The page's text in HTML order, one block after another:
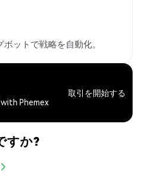
ットで戦略を自動化。
Phemex
取引を開始する
すか?